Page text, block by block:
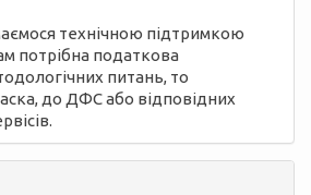
технічною підтримкою
потрібна податкова
питань, то
до ДФС або відповідних